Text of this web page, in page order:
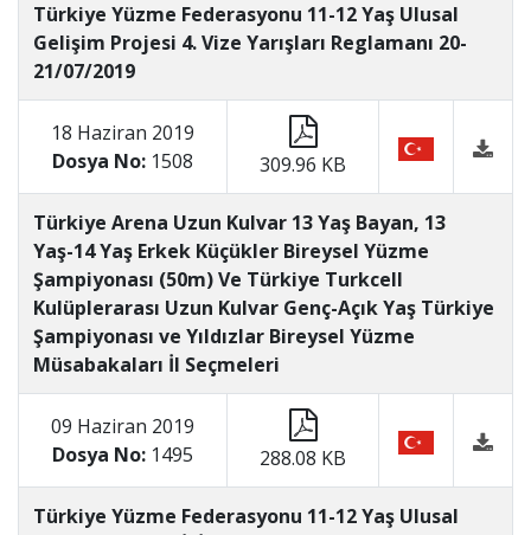
Türkiye Yüzme Federasyonu 11-12 Yaş Ulusal
Gelişim Projesi 4. Vize Yarışları Reglamanı 20-
21/07/2019
18 Haziran 2019
Dosya No: 1508 309.96 KB
Türkiye Arena Uzun Kulvar 13 Yaş Bayan, 13
Yaş-14 Yaş Erkek Küçükler Bireysel Yüzme
Şampiyonası (50m) Ve Türkiye Turkcell
Kulüplerarası Uzun Kulvar Genç-Açık Yaş Türkiye
Şampiyonası ve Yıldızlar Bireysel Yüzme
Müsabakaları İl Seçmeleri
09 Haziran 2019
Dosya No: 1495 288.08 KB
Türkiye Yüzme Federasyonu 11-12 Yaş Ulusal